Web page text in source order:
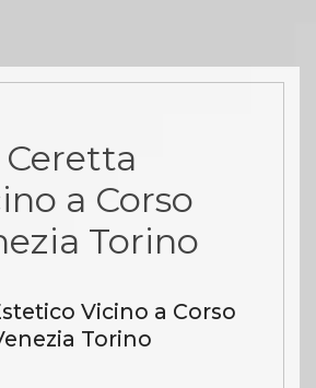
Ceretta
a Corso
Torino
Vicino a Corso
Torino